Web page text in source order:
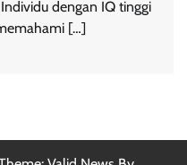
dengan IQ tinggi
[…]